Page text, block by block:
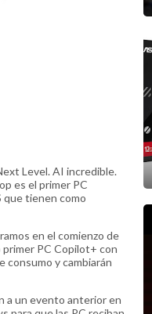
Level. AI incredible.
es el primer PC
que tienen como
en el comienzo de
primer PC Copilot+ con
consumo y cambiarán
a un evento anterior en